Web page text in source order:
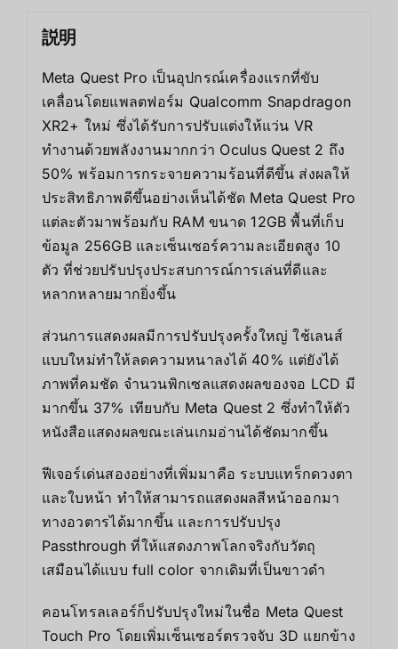
説明
Meta Quest Pro เป็นอุปกรณ์เครื่องแรกที่ขับ
เคลื่อนโดยแพลตฟอร์ม Qualcomm Snapdragon
XR2+ ใหม่ ซึ่งได้รับการปรับแต่งให้แว่น VR
ทำงานด้วยพลังงานมากกว่า Oculus Quest 2 ถึง
50% พร้อมการกระจายความร้อนที่ดีขึ้น ส่งผลให้
ประสิทธิภาพดีขึ้นอย่างเห็นได้ชัด Meta Quest Pro
แต่ละตัวมาพร้อมกับ RAM ขนาด 12GB พื้นที่เก็บ
ข้อมูล 256GB และเซ็นเซอร์ความละเอียดสูง 10
ตัว ที่ช่วยปรับปรุงประสบการณ์การเล่นที่ดีและ
หลากหลายมากยิ่งขึ้น
ส่วนการแสดงผลมีการปรับปรุงครั้งใหญ่ ใช้เลนส์
แบบใหม่ทำให้ลดความหนาลงได้ 40% แต่ยังได้
ภาพที่คมชัด จำนวนพิกเซลแสดงผลของจอ LCD มี
มากขึ้น 37% เทียบกับ Meta Quest 2 ซึ่งทำให้ตัว
หนังสือแสดงผลขณะเล่นเกมอ่านได้ชัดมากขึ้น
ฟีเจอร์เด่นสองอย่างที่เพิ่มมาคือ ระบบแทร็กดวงตา
และใบหน้า ทำให้สามารถแสดงผลสีหน้าออกมา
ทางอวตารได้มากขึ้น และการปรับปรุง
Passthrough ที่ให้แสดงภาพโลกจริงกับวัตถุ
เสมือนได้แบบ full color จากเดิมที่เป็นขาวดำ
คอนโทรลเลอร์ก็ปรับปรุงใหม่ในชื่อ Meta Quest
Touch Pro โดยเพิ่มเซ็นเซอร์ตรวจจับ 3D แยกข้าง